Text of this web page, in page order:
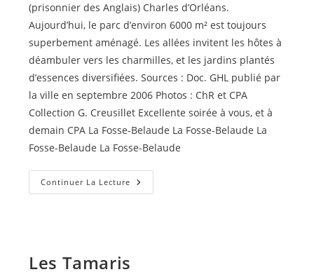
(prisonnier des Anglais) Charles d’Orléans.
Aujourd’hui, le parc d’environ 6000 m² est toujours
superbement aménagé. Les allées invitent les hôtes à
déambuler vers les charmilles, et les jardins plantés
d’essences diversifiées. Sources : Doc. GHL publié par
la ville en septembre 2006 Photos : ChR et CPA
Collection G. Creusillet Excellente soirée à vous, et à
demain CPA La Fosse-Belaude La Fosse-Belaude La
Fosse-Belaude La Fosse-Belaude
Continuer La Lecture La
Fosse
Les Tamaris